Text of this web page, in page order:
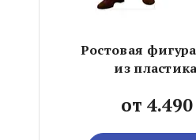
Ростовая
из
от